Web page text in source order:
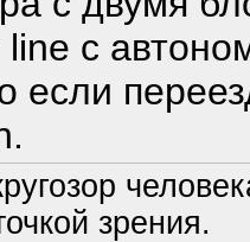
line c
если
зрения.